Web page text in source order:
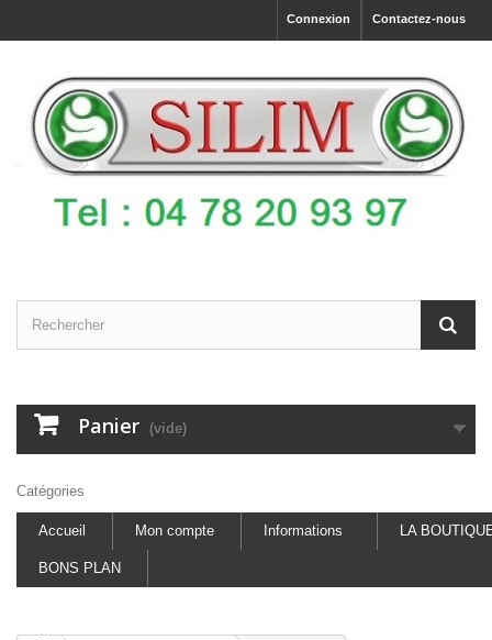
Contactez-nous
Connexion
Panier (vide)
Catégories
Accueil Mon compte Informations LA
BONS PLAN